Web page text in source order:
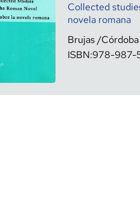
Collected
novela romana
Brujas
ISBN:978-987-